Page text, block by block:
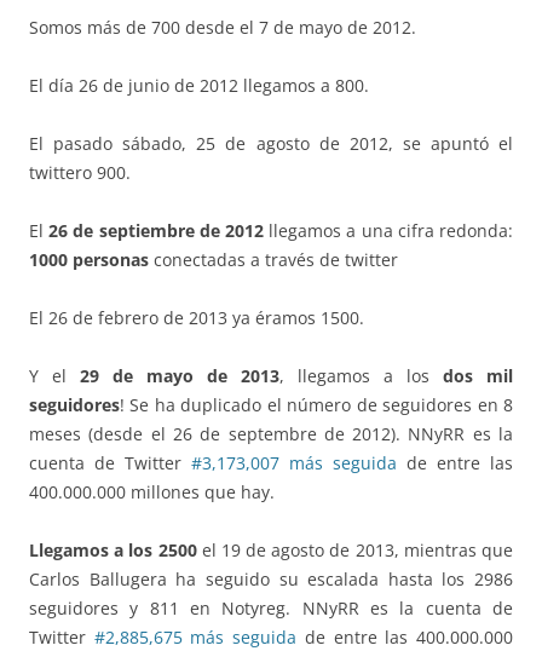
Somos más de 700 desde el 7 de mayo de 2012.
El día 26 de junio de 2012 llegamos a 800.
El pasado sábado, 25 de agosto de 2012, se apuntó el
twittero 900.
El26 de septiembre de 2012 llegamos a una cifra redonda:
1000 personas conectadas a través de twitter
El 26 de febrero de 2013 ya éramos 1500.
Y el 29 de mayo de 2013, llegamos a los dos mil
seguidores! Se ha duplicado el número de seguidores en 8
meses (desde el 26 de septembre de 2012). NNyRR es la
cuenta de Twitter #3,173,007 más seguida de entre las
400.000.000 millones que hay.
Llegamos a los 2500 el 19 de agosto de 2013, mientras que
Carlos Ballugera ha seguido su escalada hasta los 2986
seguidores y 811 en Notyreg. NNyRR es la cuenta de
Twitter #2,885,675 más seguida de entre las 400.000.000